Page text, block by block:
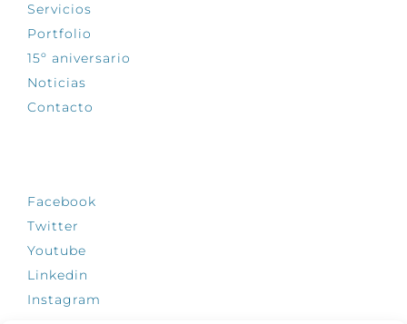
Servicios
Portfolio
15º aniversario
Noticias
Contacto
Facebook
Twitter
Youtube
Linkedin
Instagram